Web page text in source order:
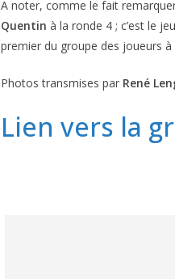
A noter, comme le fait
Quentin à la ronde 4 ; c’est le
premier du groupe des joueurs
Photos transmises par René
Lien vers la